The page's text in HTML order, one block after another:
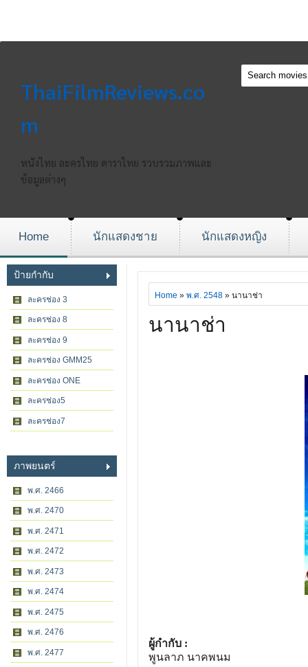
ThaiFilmReviews.co
m
หนังไทย ละครไทย ดาราไทย รวบรวมภาพและ
ข้อมูลต่างๆ
Home นักแสดงชาย นักแสดงหญิง
ป้ายกำกับ
ละครช่อง 3
ละครช่อง 8
ละครช่อง 9
ละครช่อง GMM25
ละครช่อง ONE
ละครช่อง5
ละครช่อง7
ภาพยนตร์
พ.ศ. 2466
พ.ศ. 2470
พ.ศ. 2471
พ.ศ. 2472
พ.ศ. 2473
พ.ศ. 2474
พ.ศ. 2475
พ.ศ. 2476
พ.ศ. 2477
Home » พ.ศ. 2548 » นานาช่า
นานาช่า
ผู้กำกับ :
พูนลาภ นาคพนม